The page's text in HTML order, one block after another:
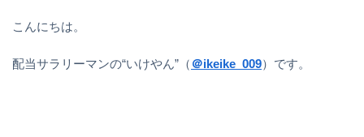
こんにちは。
配当サラリーマンの“いけやん”（ ＠ikeike_009）です。